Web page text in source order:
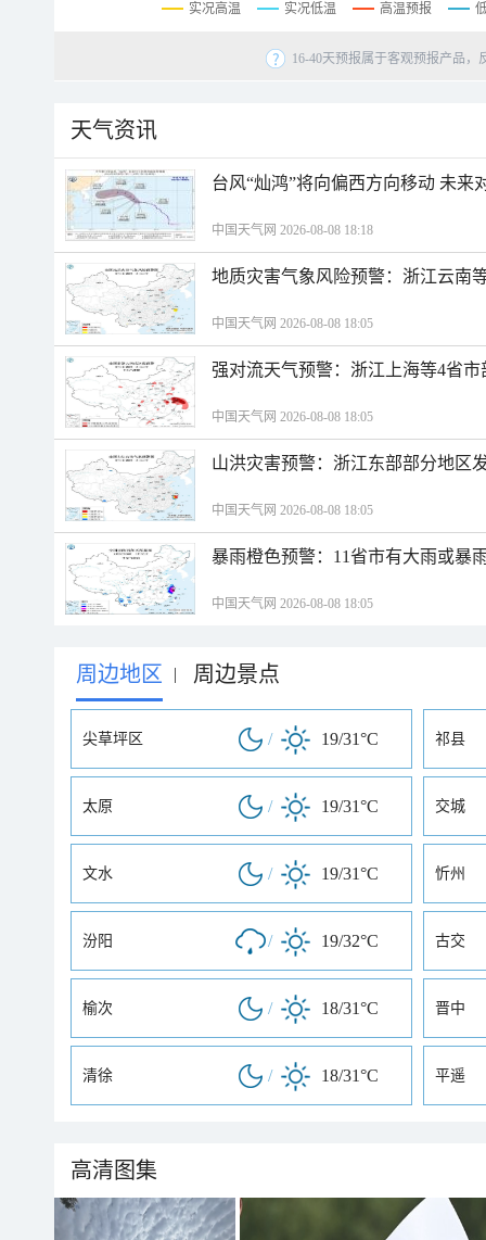
实况高温 实况低温 高温预报
16-40天预报属于客观预报产品
天气资讯
台风“灿鸿”将向偏西方向移动 未来
中国天气网 2026-08-08 18:18
地质灾害气象风险预警：浙江云南
中国天气网 2026-08-08 18:05
强对流天气预警：浙江上海等4省
中国天气网 2026-08-08 18:05
山洪灾害预警：浙江东部部分地区
中国天气网 2026-08-08 18:05
暴雨橙色预警：11省市有大雨或暴
中国天气网 2026-08-08 18:05
周边地区 | 周边景点
尖草坪区 / 19/31°C 祁县
太原 / 19/31°C 交城
文水 / 19/31°C 忻州
汾阳 / 19/32°C 古交
榆次 / 18/31°C 晋中
清徐 / 18/31°C 平遥
高清图集